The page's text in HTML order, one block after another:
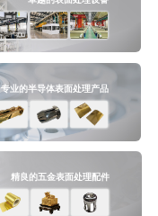
专业的半导体表面处理产品
精良的五金表面处理配件